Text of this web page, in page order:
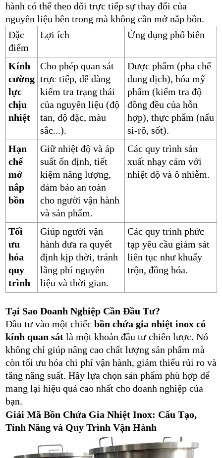
hành có thể theo dõi trực tiếp sự thay đổi của
nguyên liệu bên trong mà không cần mở nắp bồn.
Đặc
điểm
Lợi ích Ứng dụng phổ biến
Kính
cường
lực
chịu
nhiệt
Cho phép quan sát
trực tiếp, dễ dàng
kiểm tra trạng thái
của nguyên liệu (độ
tan, độ đặc, màu
sắc...).
Dược phẩm (pha chế
dung dịch), hóa mỹ
phẩm (kiểm tra độ
đồng đều của hỗn
hợp), thực phẩm (nấu
si-rô, sốt).
Hạn
chế
mở
nắp
bồn
Giữ nhiệt độ và áp
suất ổn định, tiết
kiệm năng lượng,
đảm bảo an toàn
cho người vận hành
và sản phẩm.
Các quy trình sản
xuất nhạy cảm với
nhiệt độ và ô nhiễm.
Tối
ưu
hóa
quy
trình
Giúp người vận
hành đưa ra quyết
định kịp thời, tránh
lãng phí nguyên
liệu và thời gian.
Các quy trình phức
tạp yêu cầu giám sát
liên tục như khuấy
trộn, đồng hóa.
Tại Sao Doanh Nghiệp Cần Đầu Tư?
Đầu tư vào một chiếc bồn chứa gia nhiệt inox có
kính quan sátlà một khoản đầu tư chiến lược. Nó
không chỉ giúp nâng cao chất lượng sản phẩm mà
còn tối ưu hóa chi phí vận hành, giảm thiểu rủi ro và
tăng năng suất. Hãy lựa chọn sản phẩm phù hợp để
mang lại hiệu quả cao nhất cho doanh nghiệp của
bạn.
Giải Mã Bồn Chứa Gia Nhiệt Inox: Cấu Tạo,
Tính Năng và Quy Trình Vận Hành